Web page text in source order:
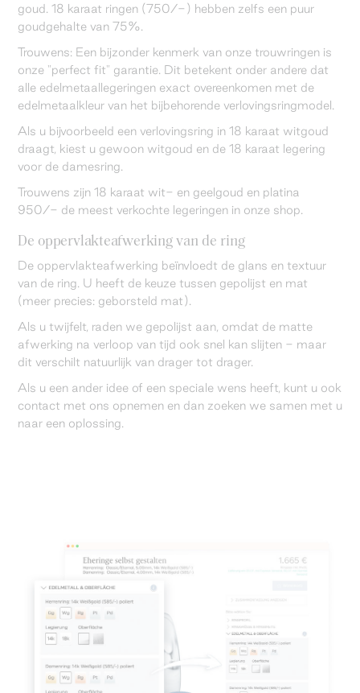
goud. 18 karaat ringen (750/-) hebben zelfs een puur
goudgehalte van 75%.
Trouwens: Een bijzonder kenmerk van onze trouwringen is
onze "perfect fit" garantie. Dit betekent onder andere dat
alle edelmetaallegeringen exact overeenkomen met de
edelmetaalkleur van het bijbehorende verlovingsringmodel.
Als u bijvoorbeeld een verlovingsring in 18 karaat witgoud
draagt, kiest u gewoon witgoud en de 18 karaat legering
voor de damesring.
Trouwens zijn 18 karaat wit- en geelgoud en platina
950/- de meest verkochte legeringen in onze shop.
De oppervlakteafwerking van de ring
De oppervlakteafwerking beïnvloedt de glans en textuur
van de ring. U heeft de keuze tussen gepolijst en mat
(meer precies: geborsteld mat).
Als u twijfelt, raden we gepolijst aan, omdat de matte
afwerking na verloop van tijd ook snel kan slijten - maar
dit verschilt natuurlijk van drager tot drager.
Als u een ander idee of een speciale wens heeft, kunt u ook
contact met ons opnemen en dan zoeken we samen met u
naar een oplossing.